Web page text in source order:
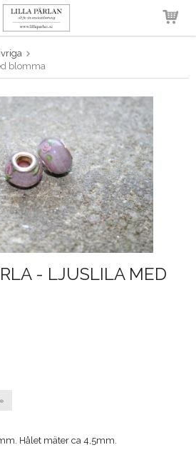
har blivit tillagd i
varukorgen
blomma
- LJUSLILA MED
Hålet mäter ca 4,5mm.